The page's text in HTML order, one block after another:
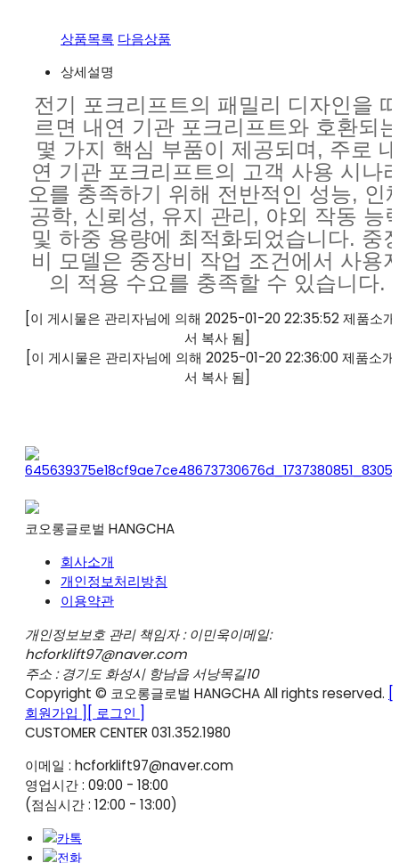
상품목록 다음상품
상세설명
전기 포크리프트의 패밀리 디자인을
르면 내연 기관 포크리프트와 호환되
몇 가지 핵심 부품이 제공되며, 주로 내
연 기관 포크리프트의 고객 사용 시나
오를 충족하기 위해 전반적인 성능, 인
공학, 신뢰성, 유지 관리, 야외 작동 능
및 하중 용량에 최적화되었습니다. 중
비 모델은 중장비 작업 조건에서 사용
의 적용 수요를 충족할 수 있습니다.
[이 게시물은 관리자님에 의해 2025-01-20 22:35:52 제품소
서 복사 됨]
[이 게시물은 관리자님에 의해 2025-01-20 22:36:00 제품소개
서 복사 됨]
코오롱글로벌 HANGCHA
회사소개
개인정보처리방침
이용약관
개인정보보호 관리 책임자 : 이민욱이메일:
hcforklift97@naver.com
주소 : 경기도 화성시 항남읍 서낭목길10
Copyright © 코오롱글로벌 HANGCHA All rights reserved. [
회원가입 ] [ 로그인 ]
CUSTOMER CENTER 031.352.1980
이메일 : hcforklift97@naver.com
영업시간 : 09:00 - 18:00
(점심시간 : 12:00 - 13:00)